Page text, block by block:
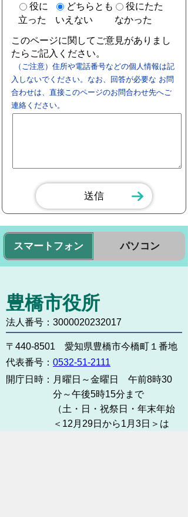
役に
立った
どちらとも
いえない
役にたた
なかった
このページに関してご意見がありまし
たらご記入ください。
（ご注意）住所や電話番号などの個人情報は記
入しないでください。なお、回答が必要な お問
合わせは、直接このページのお問合わせ先へご
連絡ください。
スマートフォン パソコン
豊橋市役所
法人番号：3000020232017
〒440-8501 愛知県豊橋市今橋町１番地
代表番号： 0532-51-2111
開庁日時： 月曜日～金曜日 午前8時30
分～午後5時15分まで
（土・日・祝祭日・年末年始
＜12月29日から1月3日＞は